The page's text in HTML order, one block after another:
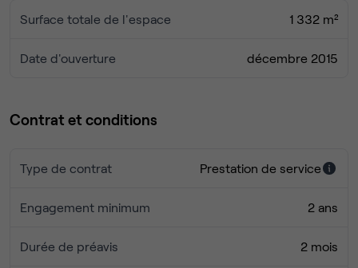
Surface totale de l'espace 1 332 m²
Date d'ouverture décembre 2015
Contrat et conditions
Type de contrat Prestation de service
Engagement minimum 2 ans
Durée de préavis 2 mois